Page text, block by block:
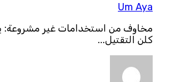
Um Aya
مخاوف من استخدامات غير مشروعة:
كلن التقتيل...